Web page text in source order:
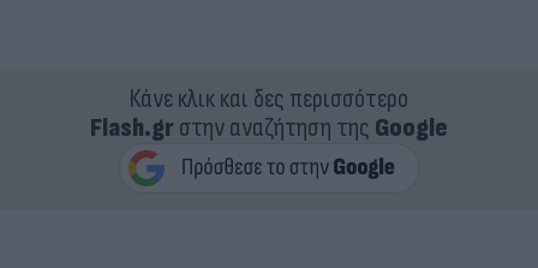
Κάνε κλικ και δες περισσότερο
Flash.grστην αναζήτηση της Google